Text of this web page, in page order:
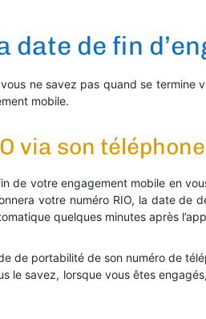
date de fin
ne savez pas quand se
mobile.
via son
de votre engagement mobile en
votre numéro RIO, la date
quelques minutes après
de portabilité de son numéro de
le savez, lorsque vous êtes